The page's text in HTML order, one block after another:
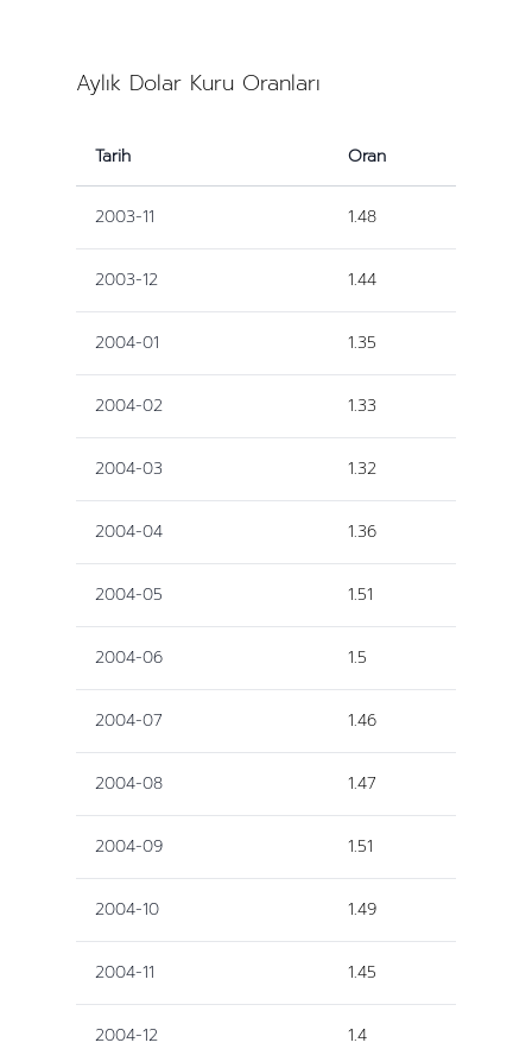
Aylık Dolar Kuru Oranları
Tarih Oran
2003-11 1.48
2003-12 1.44
2004-01 1.35
2004-02 1.33
2004-03 1.32
2004-04 1.36
2004-05 1.51
2004-06 1.5
2004-07 1.46
2004-08 1.47
2004-09 1.51
2004-10 1.49
2004-11 1.45
2004-12 1.4